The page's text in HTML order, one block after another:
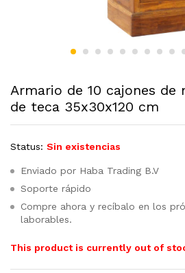
Armario de 10 cajones de
de teca 35x30x120 cm
Status: Sin existencias
Enviado por Haba Trading B.V
Soporte rápido
Compre ahora y recíbalo en los
laborables.
This product is currently out of